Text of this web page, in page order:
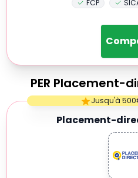
FCP
PER Placement-
1 Star
Empty
Jusqu'à
Placement-